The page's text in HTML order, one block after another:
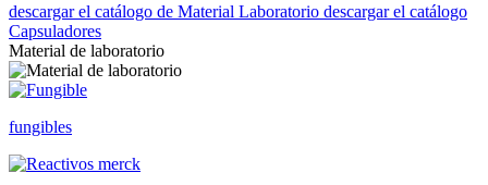
descargar el catálogo de Material Laboratorio descargar el catálogo
Capsuladores
Material de laboratorio
fungibles